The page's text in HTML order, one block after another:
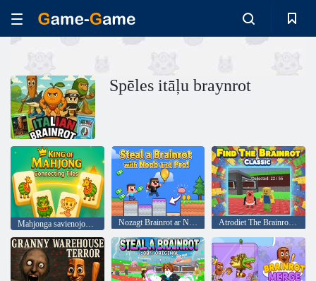
Spēles itāļu braynrot
Mahjonga savienojošo flīžu karalis Nozagt Brainrot ar Noob un Pro! Atrodiet The Brainrot Classic